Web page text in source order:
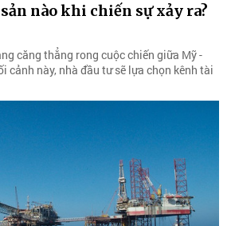
nào khi chiến sự xảy ra?
căng thẳng rong cuộc chiến giữa Mỹ -
cảnh này, nhà đầu tư sẽ lựa chọn kênh tài